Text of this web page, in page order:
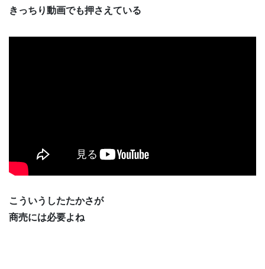
きっちり動画でも押さえている
こういうしたたかさが
商売には必要よね